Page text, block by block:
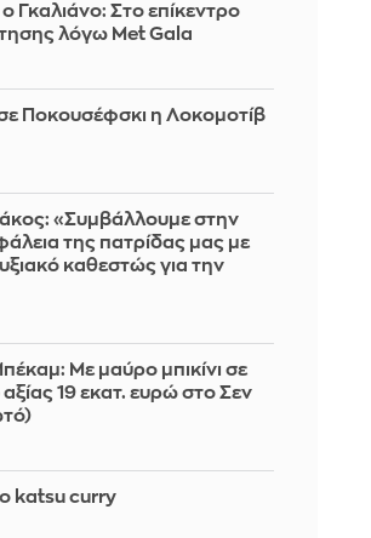
Γκαλιάνο: Στο επίκεντρο
λόγω Met Gala
Ποκουσέφσκι η Λοκομοτίβ
«Συμβάλλουμε στην
της πατρίδας μας με
καθεστώς για την
Με μαύρο μπικίνι σε
19 εκατ. ευρώ στο Σεν
katsu curry